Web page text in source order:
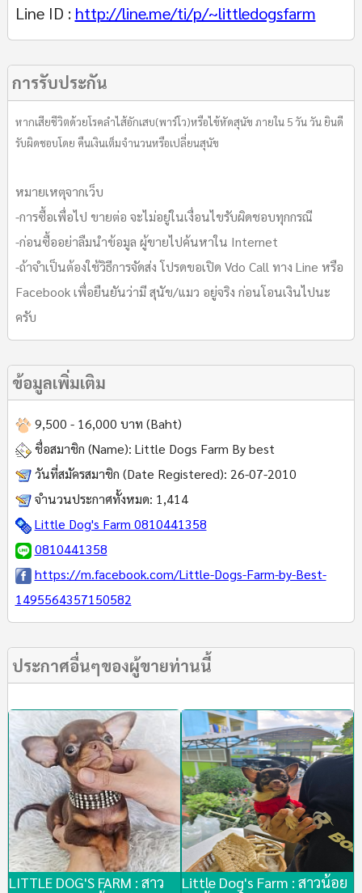
Line ID : http://line.me/ti/p/~littledogsfarm
การรับประกัน
หากเสียชีวิตด้วยโรคลำไส้อักเสบ(พาร์โว)หรือไข้หัดสุนัข ภายใน 5 วัน วัน ยินดี
รับผิดชอบโดย คืนเงินเต็มจำนวนหรือเปลี่ยนสุนัข
หมายเหตุจากเว็บ
-การซื้อเพื่อไป ขายต่อ จะไม่อยู่ในเงื่อนไขรับผิดชอบทุกกรณี
-ก่อนซื้ออย่าลืมนำข้อมูล ผู้ขายไปค้นหาใน Internet
-ถ้าจำเป็นต้องใช้วิธีการจัดส่ง โปรดขอเปิด Vdo Call ทาง Line หรือ
Facebook เพื่อยืนยันว่ามี สุนัข/แมว อยู่จริง ก่อนโอนเงินไปนะ
ครับ
ข้อมูลเพิ่มเติม
9,500 - 16,000 บาท (Baht)
ชื่อสมาชิก (Name): Little Dogs Farm By best
วันที่สมัครสมาชิก (Date Registered): 26-07-2010
จำนวนประกาศทั้งหมด: 1,414
Little Dog's Farm 0810441358
0810441358
https://m.facebook.com/Little-Dogs-Farm-by-Best-
1495564357150582
ประกาศอื่นๆของผู้ขายท่านนี้
LITTLE DOG'S FARM : สาว
Little Dog's Farm : สาวน้อย